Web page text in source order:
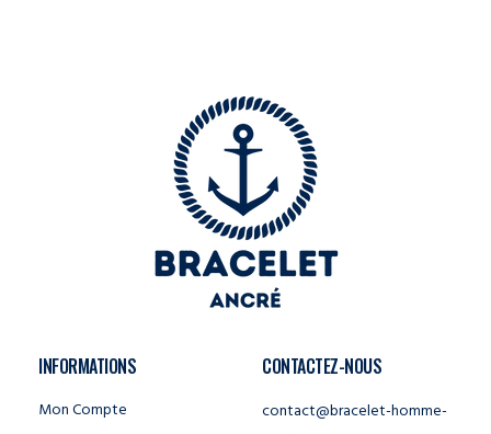
INFORMATIONS
Mon Compte
CONTACTEZ-NOUS
contact@bracelet-homme-